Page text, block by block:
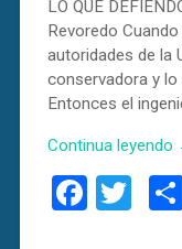
LO QUE
Revoredo
autoridades de la
conservadora y
Entonces el
Continua leyendo